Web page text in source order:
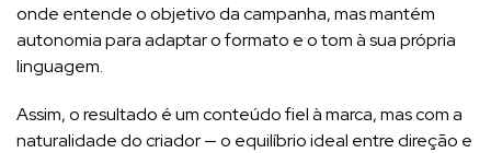
onde entende o objetivo da campanha, mas mantém
autonomia para adaptar o formato e o tom à sua própria
linguagem.
Assim, o resultado é um conteúdo fiel à marca, mas com a
naturalidade do criador — o equilíbrio ideal entre direção e